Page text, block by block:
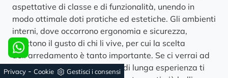
aspettative di classe e di funzionalità, unendo in
modo ottimale doti pratiche ed estetiche. Gli ambienti
interni, dove occorrono ergonomia e sicurezza,
riflettono il gusto di chi li vive, per cui la scelta
dell'arredamento è tanto importante. Se ci verrai ad
incontrare, interior designers di lunga esperienza ti
Privacy - Cookie Gestisci i consensi